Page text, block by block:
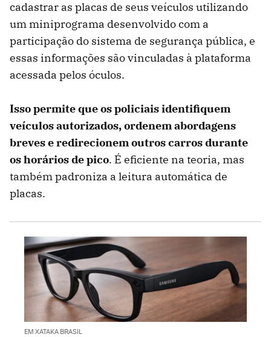
cadastrar as placas de seus veículos utilizando
um miniprograma desenvolvido com a
participação do sistema de segurança pública, e
essas informações são vinculadas à plataforma
acessada pelos óculos.
Issopermite que os policiais identifiquem
veículos autorizados, ordenem abordagens
breves e redirecionem outros carros durante
os horários de pico. É eficiente na teoria, mas
também padroniza a leitura automática de
placas.
EM XATAKA BRASIL